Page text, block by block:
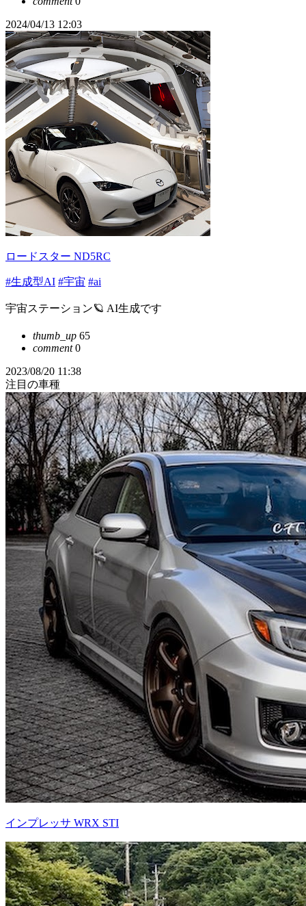
2024/04/13 12:03
ロードスター ND5RC
#生成型AI #宇宙 #ai
宇宙ステーション🪐 AI生成です
thumb_up 65
comment0
2023/08/20 11:38
注目の車種
インプレッサ WRX STI